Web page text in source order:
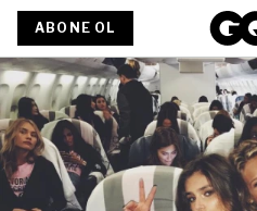
ABONE OL